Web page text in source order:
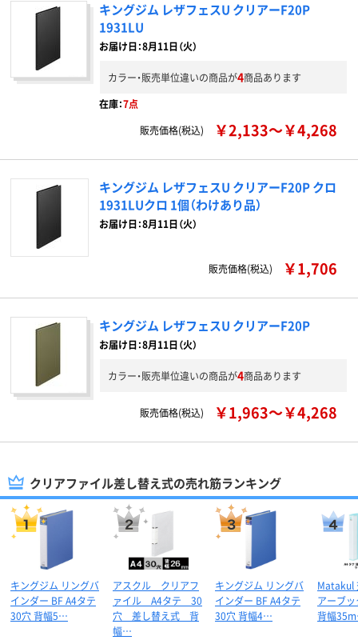
キングジム レザフェスU クリアーF20P
1931LU
お届け日：8月11日（火）
カラー・販売単位違いの商品が4商品あります
在庫：7点
販売価格(税込)
￥2,133～￥4,268
キングジム レザフェスU クリアーF20P クロ
1931LUクロ 1個（わけあり品）
お届け日：8月11日（火）
販売価格(税込) ￥1,706
キングジム レザフェスU クリアーF20P
お届け日：8月11日（火）
カラー・販売単位違いの商品が4商品あります
販売価格(税込) ￥1,963～￥4,268
クリアファイル差し替え式の売れ筋ランキング
キングジム リングバ
インダー BF A4タテ
30穴 背幅5…
アスクル クリアフ
ァイル A4タテ 30
穴 差し替え式 背
幅…
キングジム リングバ
インダー BF A4タテ
30穴 背幅4…
Matakul
アーブッ
背幅